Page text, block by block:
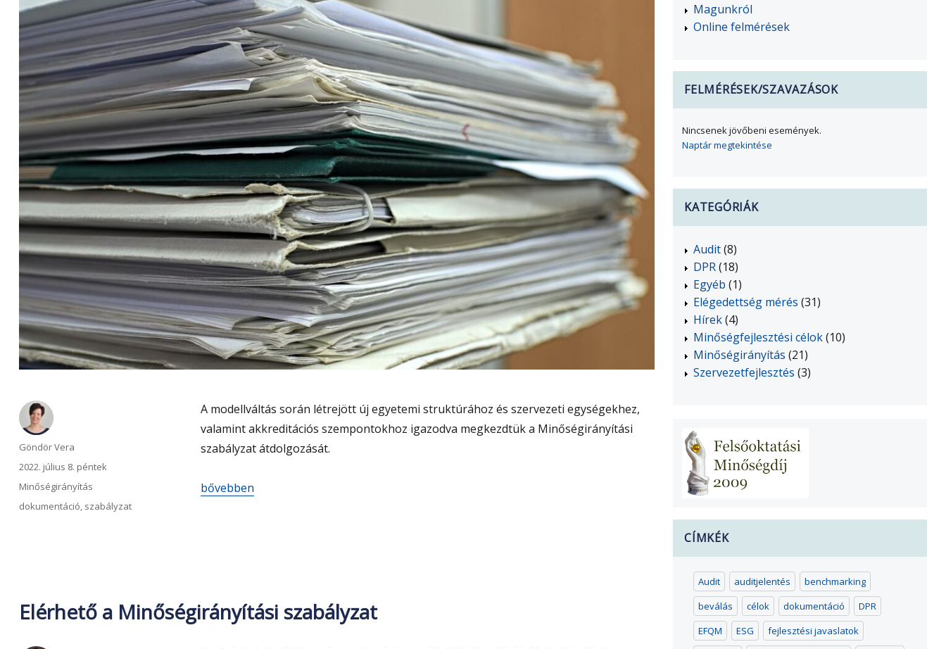
A modellváltás során létrejött új egyetemi struktúrához és szervezeti egységekhez,
valamint akkreditációs szempontokhoz igazodva megkezdtük a Minőségirányítási
szabályzat átdolgozását.
„Megkezdődött a Minőségirányítási szabályzat átdolgozása”
bővebben
Szerző
Göndör Vera
Közzétéve
2022. július 8. péntek
Kategória
Minőségirányítás
Címke
dokumentáció, szabályzat
Elérhető a Minőségirányítási szabályzat
Magunkról
Online felmérések
FELMÉRÉSEK/SZAVAZÁSOK
Nincsenek jövőbeni események.
Naptár megtekintése
KATEGÓRIÁK
Audit(8)
DPR(18)
Egyéb (1)
Elégedettség mérés (31)
Hírek(4)
Minőségfejlesztési célok(10)
Minőségirányítás (21)
Szervezetfejlesztés (3)
CÍMKÉK
Audit auditjelentés
benchmarking
beválás
célok dokumentáció
DPR
EFQM
ESG
fejlesztési javaslatok